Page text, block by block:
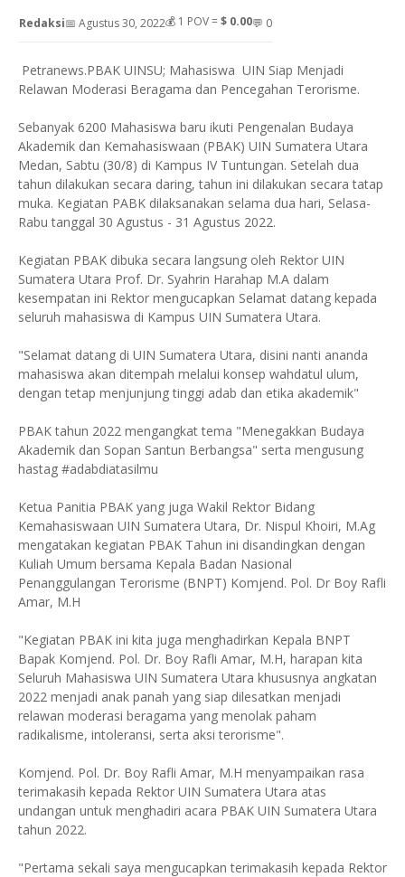
Redaksi📅 Agustus 30, 2022💰 1 POV = $ 0.00💬 0
Petranews.PBAK UINSU; Mahasiswa UIN Siap Menjadi
Relawan Moderasi Beragama dan Pencegahan Terorisme.
Sebanyak 6200 Mahasiswa baru ikuti Pengenalan Budaya
Akademik dan Kemahasiswaan (PBAK) UIN Sumatera Utara
Medan, Sabtu (30/8) di Kampus IV Tuntungan. Setelah dua
tahun dilakukan secara daring, tahun ini dilakukan secara tatap
muka. Kegiatan PABK dilaksanakan selama dua hari, Selasa-
Rabu tanggal 30 Agustus - 31 Agustus 2022.
Kegiatan PBAK dibuka secara langsung oleh Rektor UIN
Sumatera Utara Prof. Dr. Syahrin Harahap M.A dalam
kesempatan ini Rektor mengucapkan Selamat datang kepada
seluruh mahasiswa di Kampus UIN Sumatera Utara.
"Selamat datang di UIN Sumatera Utara, disini nanti ananda
mahasiswa akan ditempah melalui konsep wahdatul ulum,
dengan tetap menjunjung tinggi adab dan etika akademik"
PBAK tahun 2022 mengangkat tema "Menegakkan Budaya
Akademik dan Sopan Santun Berbangsa" serta mengusung
hastag #adabdiatasilmu
Ketua Panitia PBAK yang juga Wakil Rektor Bidang
Kemahasiswaan UIN Sumatera Utara, Dr. Nispul Khoiri, M.Ag
mengatakan kegiatan PBAK Tahun ini disandingkan dengan
Kuliah Umum bersama Kepala Badan Nasional
Penanggulangan Terorisme (BNPT) Komjend. Pol. Dr Boy Rafli
Amar, M.H
"Kegiatan PBAK ini kita juga menghadirkan Kepala BNPT
Bapak Komjend. Pol. Dr. Boy Rafli Amar, M.H, harapan kita
Seluruh Mahasiswa UIN Sumatera Utara khususnya angkatan
2022 menjadi anak panah yang siap dilesatkan menjadi
relawan moderasi beragama yang menolak paham
radikalisme, intoleransi, serta aksi terorisme".
Komjend. Pol. Dr. Boy Rafli Amar, M.H menyampaikan rasa
terimakasih kepada Rektor UIN Sumatera Utara atas
undangan untuk menghadiri acara PBAK UIN Sumatera Utara
tahun 2022.
"Pertama sekali saya mengucapkan terimakasih kepada Rektor